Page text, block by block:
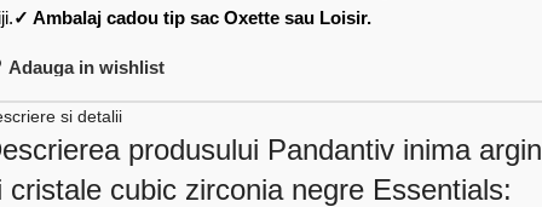
✓ Ambalaj cadou tip sac Oxette sau Loisir.
Adauga in wishlist
si detalii
produsului Pandantiv inima
cristale cubic zirconia negre Essentials: